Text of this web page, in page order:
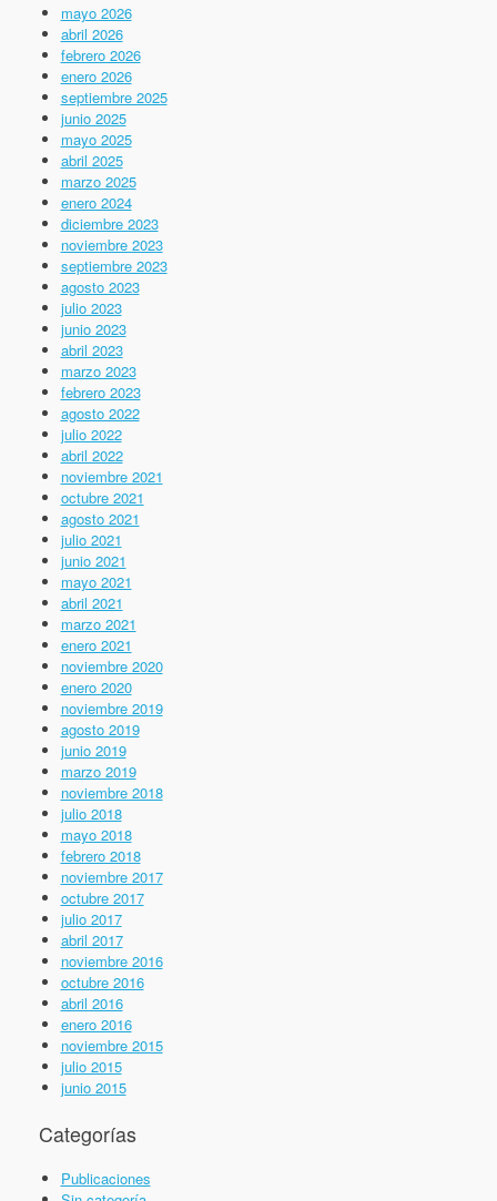
mayo 2026
abril 2026
febrero 2026
enero 2026
septiembre 2025
junio 2025
mayo 2025
abril 2025
marzo 2025
enero 2024
diciembre 2023
noviembre 2023
septiembre 2023
agosto 2023
julio 2023
junio 2023
abril 2023
marzo 2023
febrero 2023
agosto 2022
julio 2022
abril 2022
noviembre 2021
octubre 2021
agosto 2021
julio 2021
junio 2021
mayo 2021
abril 2021
marzo 2021
enero 2021
noviembre 2020
enero 2020
noviembre 2019
agosto 2019
junio 2019
marzo 2019
noviembre 2018
julio 2018
mayo 2018
febrero 2018
noviembre 2017
octubre 2017
julio 2017
abril 2017
noviembre 2016
octubre 2016
abril 2016
enero 2016
noviembre 2015
julio 2015
junio 2015
Categorías
Publicaciones